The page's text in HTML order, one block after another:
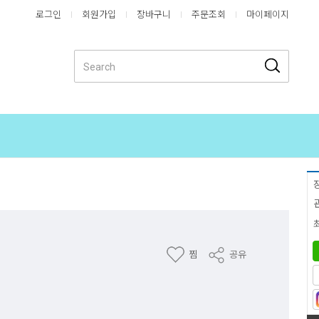
로그인 회원가입 장바구니 주문조회 마이페이지
찜 공유